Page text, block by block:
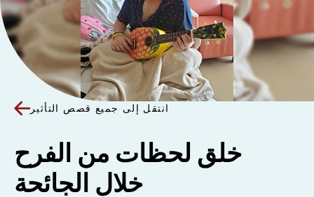
انتقل إلى جميع قصص التأثير
خلق لحظات من الفرح
خلال الجائحة